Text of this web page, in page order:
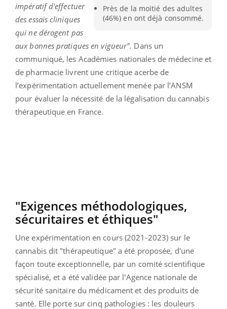
Près de la moitié des adultes
(46%) en ont déjà consommé.
impératif d'effectuer
des essais cliniques
qui ne dérogent pas
aux bonnes pratiques en vigueur". Dans un
communiqué, les Académies nationales de médecine et
de pharmacie livrent une critique acerbe de
l’expérimentation actuellement menée par l’ANSM
pour évaluer la nécessité de la légalisation du cannabis
thérapeutique en France.
"Exigences méthodologiques,
sécuritaires et éthiques"
Une expérimentation en cours (2021-2023) sur le
cannabis dit "thérapeutique" a été proposée, d'une
façon toute exceptionnelle, par un comité scientifique
spécialisé, et a été validée par l'Agence nationale de
sécurité sanitaire du médicament et des produits de
santé. Elle porte sur cinq pathologies : les douleurs